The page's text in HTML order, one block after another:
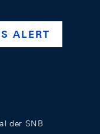
company/swiss-
ALERT
der SNB